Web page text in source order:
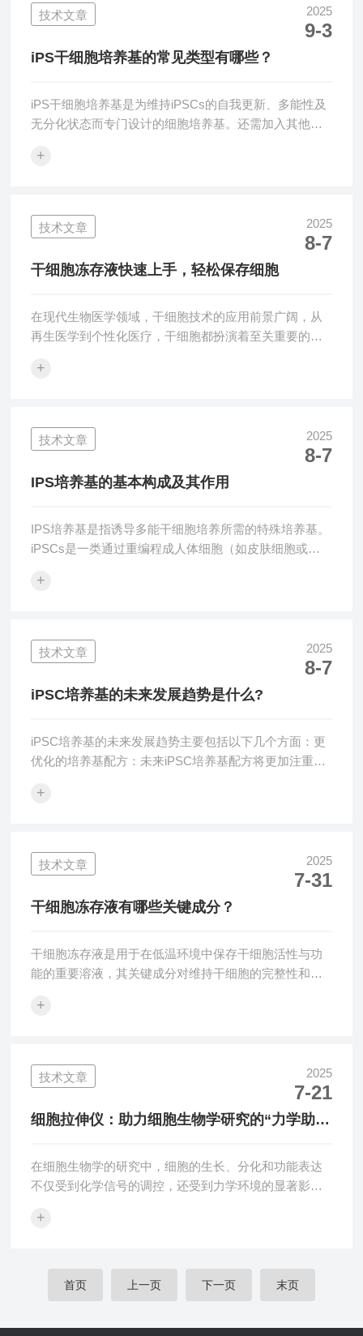
要注意的关键因素。作用机制干细胞冻存液的核心作用
是保护细胞在低温环境下免受损伤。在低温保存过程
中，细胞内外的水分会形成冰晶，这些冰晶会对细胞膜
和细胞器造成机械性损伤，导致细胞死亡。此外，低温
技术文章 2025
9-3
iPS干细胞培养基的常见类型有哪些？
iPS干细胞培养基是为维持iPSCs的自我更新、多能性及
无分化状态而专门设计的细胞培养基。还需加入其他一
素（如青霉素、链霉素）可防止细菌污染，而抗氧化剂
善干细胞在培养基中的附着性和扩增能力。iPS干细胞培
养基的常见类型：1.含血清培养基含血清培养基是早期
培养iPSCs的常见选择。这类培养基通常含有胎牛血清
（FBS）等来源的...
+
技术文章 2025
8-7
干细胞冻存液快速上手，轻松保存细胞
在现代生物医学领域，干细胞技术的应用前景广阔，从
再生医学到个性化医疗，干细胞都扮演着至关重要的角
存液则是实现这一目标的核心工具。一、冻存液的作用
温保存过程中，细胞的代谢活动会显著降低，从而延长
细胞的保存时间。冻存液通过以下几种方式实现这一目
标：1、防止冰晶形成：在低温环境下，水分子会形成冰
晶，这些冰晶可能会刺破细胞膜，导致细胞死亡。冻...
+
技术文章 2025
8-7
IPS培养基的基本构成及其作用
IPS培养基是指诱导多能干细胞培养所需的特殊培养基。
iPSCs是一类通过重编程成人体细胞（如皮肤细胞或血
细胞相似的特性，能够分化成多种不同类型的细胞。这
基础培养液：基础培养液通常是
DMEM/F12（Dulbecco'sModifiedEagleMedium/F12），
这是一种常用于细胞培养的培养液。它提供细胞生长所
需的基本营养成...
+
技术文章 2025
8-7
iPSC培养基的未来发展趋势是什么?
iPSC培养基的未来发展趋势主要包括以下几个方面：更
优化的培养基配方：未来iPSC培养基配方将更加注重细
能力和全能性。同时，为满足临床应用的需求，无血清/
题，提高培养基的稳定性和安全性。临床级转化需求增
加：随着iPSC在细胞疗法、药物筛选及疾病模型构建等
领域的应用不断拓展，对临床级iPSC培养基的需求将日
益增长。培养基需要符合更高的质量...
+
技术文章 2025
7-31
干细胞冻存液有哪些关键成分？
干细胞冻存液是用于在低温环境中保存干细胞活性与功
能的重要溶液，其关键成分对维持干细胞的完整性和活
其作用：1.二甲基亚砜（DMSO）DMSO是一种常用的
损伤。此外，DMSO还可以降低细胞内外的渗透压差，
防止细胞在冷冻过程中因水分外渗而过度脱水皱缩。在
临床和实验室中，DMSO的浓度通常控制在5%-10%之
间，以平衡其保护效果和细胞毒性。2...
+
技术文章 2025
7-21
细胞拉伸仪：助力细胞生物学研究的“力学助
在细胞生物学的研究中，细胞的生长、分化和功能表达
不仅受到化学信号的调控，还受到力学环境的显著影
刺激下的生理反应提供了强有力的工具。它能够模拟细
再生医学等领域提供重要的理论支持。一、细胞与力学
的密切关系细胞是生物体的基本单位，其生存和功能表
+
首页 上一页 下一页 末页